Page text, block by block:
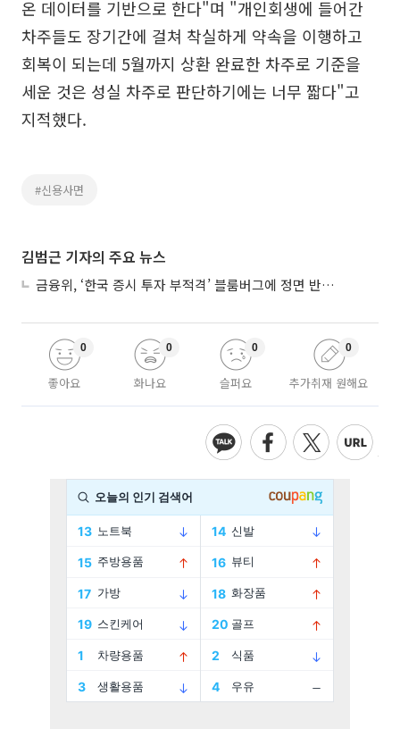
온 데이터를 기반으로 한다"며 "개인회생에 들어간
차주들도 장기간에 걸쳐 착실하게 약속을 이행하고
회복이 되는데 5월까지 상환 완료한 차주로 기준을
세운 것은 성실 차주로 판단하기에는 너무 짧다"고
지적했다.
#신용사면
김범근 기자의 주요 뉴스
금융위, ‘한국 증시 투자 부적격’ 블룸버그에 정면 반박…“근거 불분명”
좋아요
0
화나요
0
슬퍼요
0
추가취재 원해요
0